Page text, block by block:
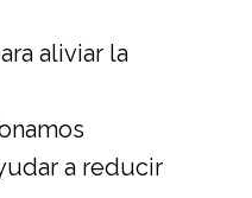
aliviar la
a reducir